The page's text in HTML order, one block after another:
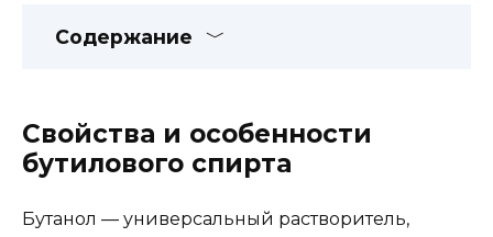
Содержание
Свойства и особенности
бутилового спирта
Бутанол — универсальный растворитель,